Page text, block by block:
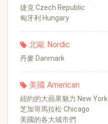
捷克 Czech Republic
匈牙利 Hungary
北歐 Nordic
丹麥 Danmark
美國 American
紐約的大蘋果魅力 New York
芝加哥馬拉松 Chicago
美國的各大城市們